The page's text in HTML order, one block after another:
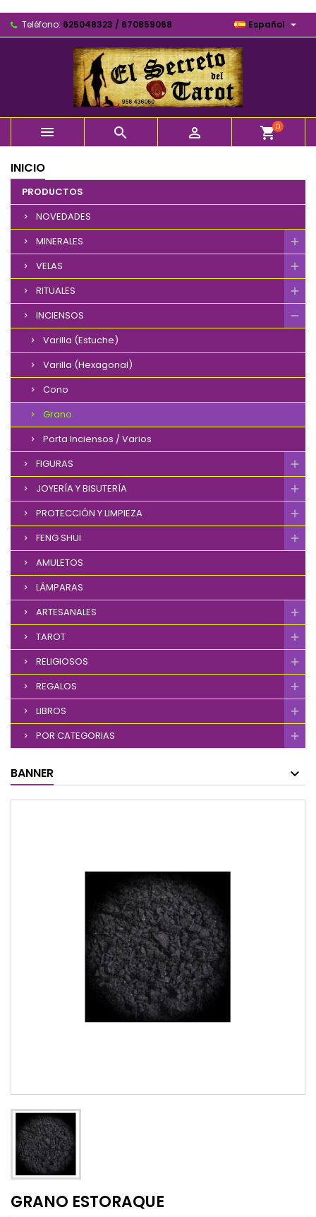
Teléfono: 625048323 / 670859068 Español 
   shopping_cart0
INICIO
PRODUCTOS
NOVEDADES
MINERALES
VELAS
RITUALES
INCIENSOS
Varilla (Estuche)
Varilla (Hexagonal)
Cono
Grano
Porta Inciensos / Varios
FIGURAS
JOYERÍA Y BISUTERÍA
PROTECCIÓN Y LIMPIEZA
FENG SHUI
AMULETOS
LÁMPARAS
ARTESANALES
TAROT
RELIGIOSOS
REGALOS
LIBROS
POR CATEGORIAS
BANNER
GRANO ESTORAQUE